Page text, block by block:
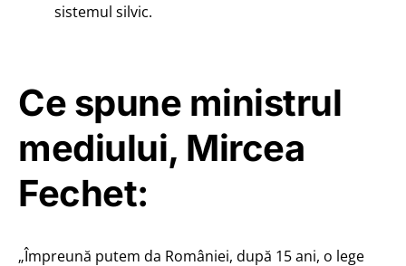
sistemul silvic.
Ce spune ministrul
mediului, Mircea
Fechet:
„Împreună putem da României, după 15 ani, o lege